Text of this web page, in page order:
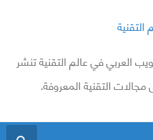
العربي في عالم التقنية تنشر
التقنية المعروفة.